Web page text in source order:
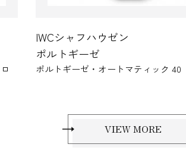
IWCシャフハウゼン
ポートフィノ
ポートフィノ・オートマティック
VIEW MORE